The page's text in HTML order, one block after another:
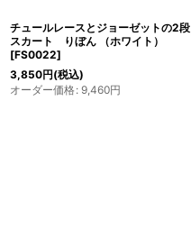
チュールレースとジョーゼットの2段
スカート りぼん （ホワイト）
[FS0022]
3,850円(税込)
オーダー価格: 9,460円